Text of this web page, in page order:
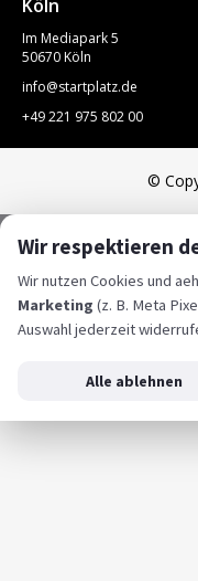
Köln
Im Mediapark 5
50670 Köln
info@startplatz.de
+49 221 975 802 00
©
Wir respektieren
Wir nutzen Cookies und
Marketing (z. B. Meta
Auswahl jederzeit
Alle ablehnen